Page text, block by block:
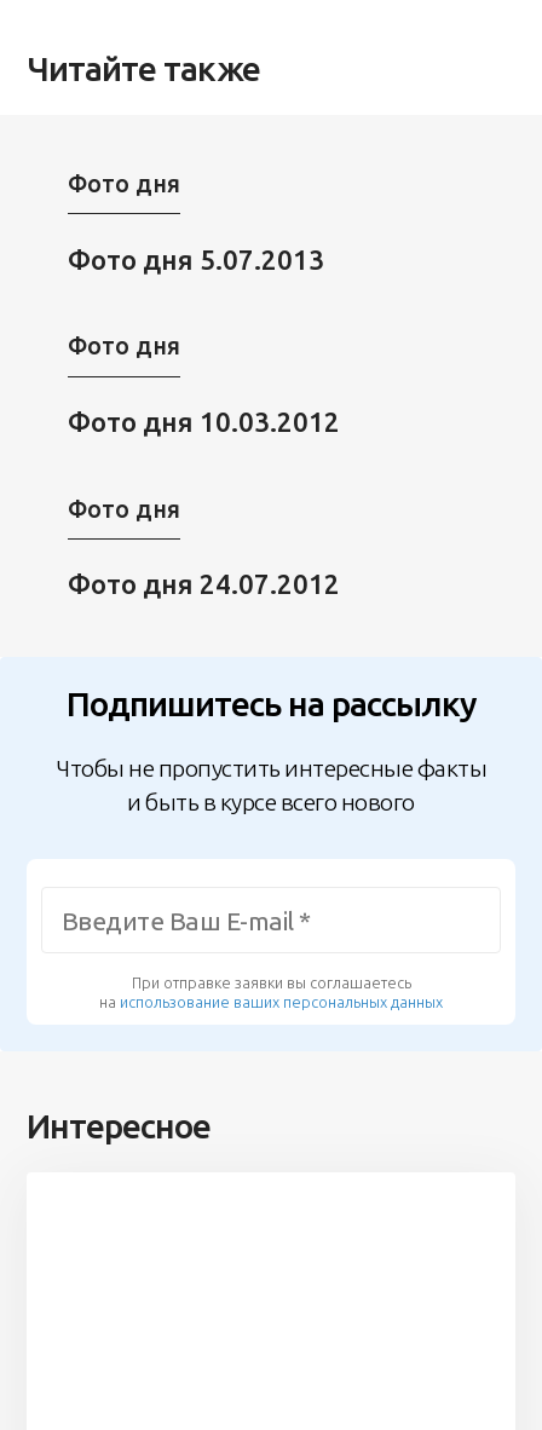
Читайте также
Фото дня
Фото дня 5.07.2013
Фото дня
Фото дня 10.03.2012
Фото дня
Фото дня 24.07.2012
Подпишитесь на рассылку
Чтобы не пропустить интересные факты
и быть в курсе всего нового
При отправке заявки вы соглашаетесь
на использование ваших персональных данных
Интересное